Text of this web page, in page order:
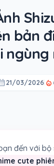
bản
21/03/2026 local_fire_department
đến với bộ
cute